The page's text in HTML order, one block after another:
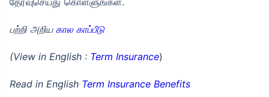
பற்றி அறிய கால காப்பீடு
(View in English : Term Insurance)
Read in English Term Insurance Benefits